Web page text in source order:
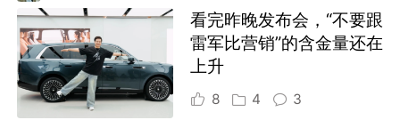
看完昨晚发布会，“不要跟
雷军比营销”的含金量还在
上升
8 4 3